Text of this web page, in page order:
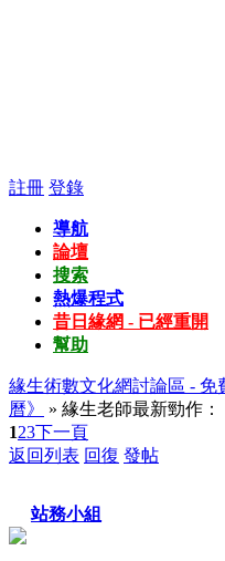
註冊 登錄
導航
論壇
搜索
熱爆程式
昔日緣網 - 已經重開
幫助
緣生術數文化網討論區 - 免
曆》
» 緣生老師最新勁作
123下一頁
返回列表 回復 發帖
站務小組